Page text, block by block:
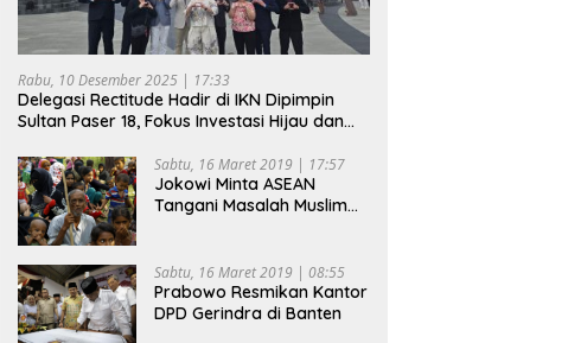
Rabu, 10 Desember 2025 | 17:33
Delegasi Rectitude Hadir di IKN Dipimpin
Sultan Paser 18, Fokus Investasi Hijau dan
Sabtu, 16 Maret 2019 | 17:57
Jokowi Minta ASEAN
Tangani Masalah Muslim
Sabtu, 16 Maret 2019 | 08:55
Prabowo Resmikan Kantor
DPD Gerindra di Banten